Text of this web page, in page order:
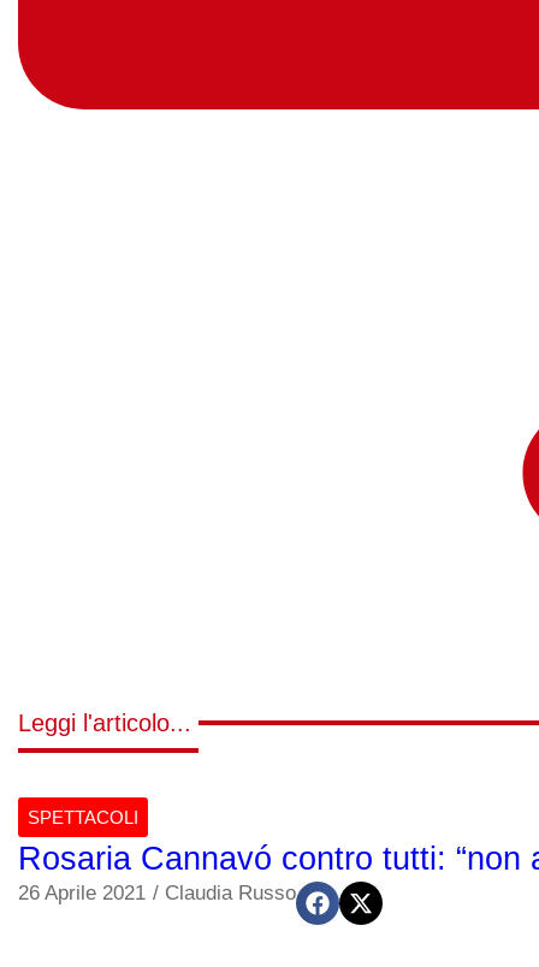
Leggi l'articolo...
SPETTACOLI
Rosaria Cannavó contro tutti: “non
26 Aprile 2021 / Claudia Russo